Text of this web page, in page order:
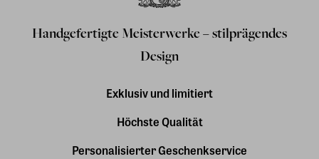
Handgefertigte Meisterwerke – stilprägendes
Design
Exklusiv und limitiert
Höchste Qualität
Personalisierter Geschenkservice